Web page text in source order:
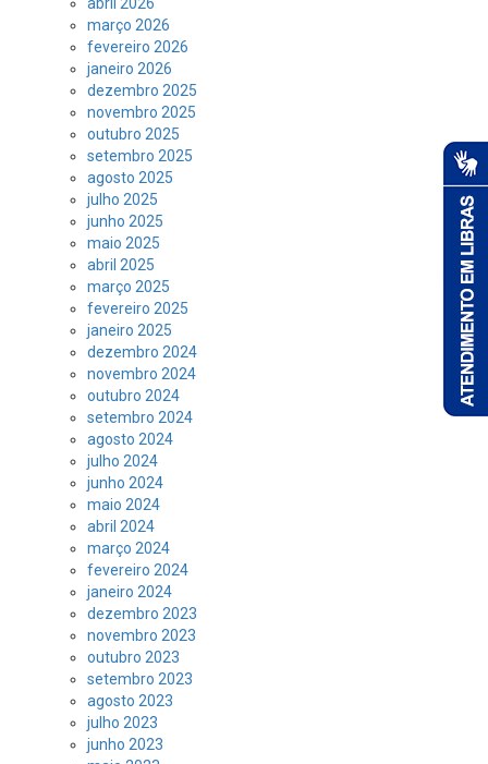
março 2026
fevereiro 2026
janeiro 2026
dezembro 2025
novembro 2025
outubro 2025
setembro 2025
agosto 2025
julho 2025
junho 2025
maio 2025
abril 2025
março 2025
fevereiro 2025
janeiro 2025
dezembro 2024
novembro 2024
outubro 2024
setembro 2024
agosto 2024
julho 2024
junho 2024
maio 2024
abril 2024
março 2024
fevereiro 2024
janeiro 2024
dezembro 2023
novembro 2023
outubro 2023
setembro 2023
agosto 2023
julho 2023
junho 2023